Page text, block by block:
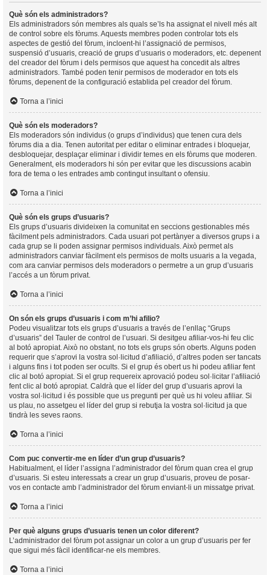
Què són els administradors?
Els administradors són membres als quals se’ls ha assignat el nivell més alt
de control sobre els fòrums. Aquests membres poden controlar tots els
aspectes de gestió del fòrum, incloent-hi l’assignació de permisos,
suspensió d’usuaris, creació de grups d’usuaris o moderadors, etc. depenent
del creador del fòrum i dels permisos que aquest ha concedit als altres
administradors. També poden tenir permisos de moderador en tots els
fòrums, depenent de la configuració establida pel creador del fòrum.
Torna a l’inici
Què són els moderadors?
Els moderadors són individus (o grups d’individus) que tenen cura dels
fòrums dia a dia. Tenen autoritat per editar o eliminar entrades i bloquejar,
desbloquejar, desplaçar eliminar i dividir temes en els fòrums que moderen.
Generalment, els moderadors hi són per evitar que les discussions acabin
fora de tema o les entrades amb contingut insultant o ofensiu.
Torna a l’inici
Què són els grups d’usuaris?
Els grups d’usuaris divideixen la comunitat en seccions gestionables més
fàcilment pels administradors. Cada usuari pot pertànyer a diversos grups i a
cada grup se li poden assignar permisos individuals. Això permet als
administradors canviar fàcilment els permisos de molts usuaris a la vegada,
com ara canviar permisos dels moderadors o permetre a un grup d’usuaris
l’accés a un fòrum privat.
Torna a l’inici
On són els grups d’usuaris i com m’hi afilio?
Podeu visualitzar tots els grups d’usuaris a través de l’enllaç “Grups
d’usuaris” del Tauler de control de l’usuari. Si desitgeu afiliar-vos-hi feu clic
al botó apropiat. Això no obstant, no tots els grups són oberts. Alguns poden
requerir que s’aprovi la vostra sol·licitud d’afiliació, d’altres poden ser tancats
i alguns fins i tot poden ser ocults. Si el grup és obert us hi podeu afiliar fent
clic al botó apropiat. Si el grup requereix aprovació podeu sol·licitar l’afiliació
fent clic al botó apropiat. Caldrà que el líder del grup d’usuaris aprovi la
vostra sol·licitud i és possible que us pregunti per què us hi voleu afiliar. Si
us plau, no assetgeu el líder del grup si rebutja la vostra sol·licitud ja que
tindrà les seves raons.
Torna a l’inici
Com puc convertir-me en líder d’un grup d’usuaris?
Habitualment, el líder l’assigna l’administrador del fòrum quan crea el grup
d’usuaris. Si esteu interessats a crear un grup d’usuaris, proveu de posar-
vos en contacte amb l’administrador del fòrum enviant-li un missatge privat.
Torna a l’inici
Per què alguns grups d’usuaris tenen un color diferent?
L’administrador del fòrum pot assignar un color a un grup d’usuaris per fer
que sigui més fàcil identificar-ne els membres.
Torna a l’inici